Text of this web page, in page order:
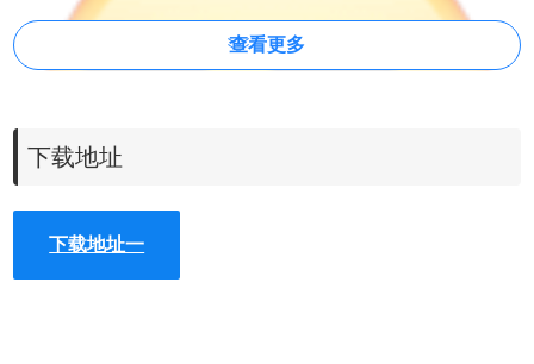
查看更多
下载地址
下载地址一